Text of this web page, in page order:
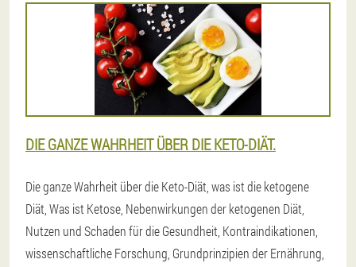
DIE GANZE WAHRHEIT ÜBER DIE KETO-DIÄT.
Die ganze Wahrheit über die Keto-Diät, was ist die ketogene
Diät, Was ist Ketose, Nebenwirkungen der ketogenen Diät,
Nutzen und Schaden für die Gesundheit, Kontraindikationen,
wissenschaftliche Forschung, Grundprinzipien der Ernährung,